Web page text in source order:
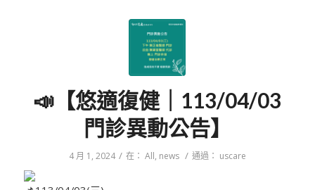
📣【悠適復健｜113/04/03
門診異動公告】
4 月 1, 2024 / 在： All, news / 通過： uscare